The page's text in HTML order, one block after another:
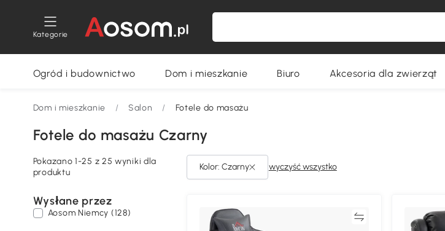
Kategorie
Ogród i budownictwo Dom i mieszkanie Biuro Akcesoria dla zwierząt
Dom i mieszkanie / Salon / Fotele do masażu
Fotele do masażu Czarny
Pokazano 1-25 z 25 wyniki dla
produktu
wyczyść wszystko
Kolor: Czarny
Wysłane przez
Aosom Niemcy (128)